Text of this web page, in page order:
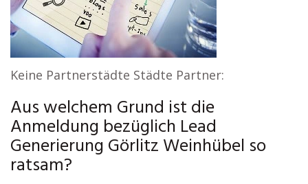
Keine Partnerstädte Städte Partner:
Aus welchem Grund ist die
Anmeldung bezüglich Lead
Generierung Görlitz Weinhübel so
ratsam?